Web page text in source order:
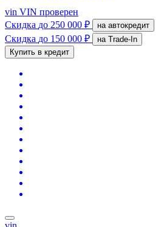
vin VIN проверен
Скидка до 250 000 ₽ на автокредит
Скидка до 150 000 ₽
на Trade-In
Купить в кредит